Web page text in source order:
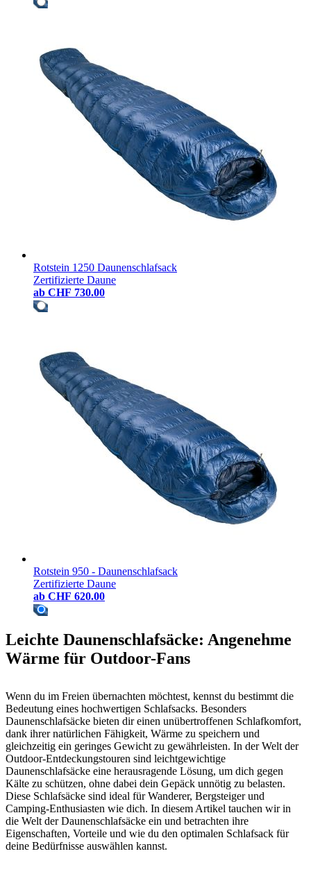
Rotstein 1250 Daunenschlafsack
Zertifizierte Daune
ab CHF 730.00
Rotstein 950 - Daunenschlafsack
Zertifizierte Daune
ab CHF 620.00
Leichte Daunenschlafsäcke: Angenehme
Wärme für Outdoor-Fans
Wenn du im Freien übernachten möchtest, kennst du bestimmt die
Bedeutung eines hochwertigen Schlafsacks. Besonders
Daunenschlafsäcke bieten dir einen unübertroffenen Schlafkomfort,
dank ihrer natürlichen Fähigkeit, Wärme zu speichern und
gleichzeitig ein geringes Gewicht zu gewährleisten. In der Welt der
Outdoor-Entdeckungstouren sind leichtgewichtige
Daunenschlafsäcke eine herausragende Lösung, um dich gegen
Kälte zu schützen, ohne dabei dein Gepäck unnötig zu belasten.
Diese Schlafsäcke sind ideal für Wanderer, Bergsteiger und
Camping-Enthusiasten wie dich. In diesem Artikel tauchen wir in
die Welt der Daunenschlafsäcke ein und betrachten ihre
Eigenschaften, Vorteile und wie du den optimalen Schlafsack für
deine Bedürfnisse auswählen kannst.